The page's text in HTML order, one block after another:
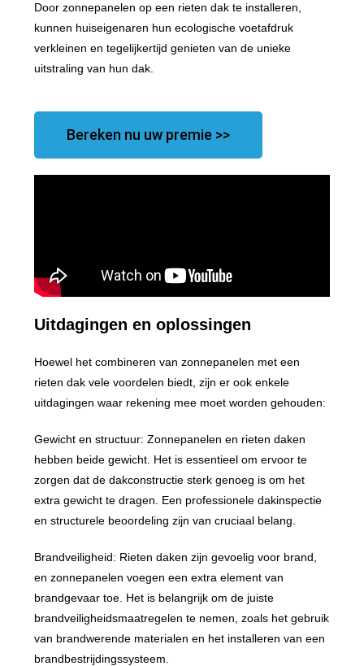
Door zonnepanelen op een rieten dak te installeren,
kunnen huiseigenaren hun ecologische voetafdruk
verkleinen en tegelijkertijd genieten van de unieke
uitstraling van hun dak.
Bereken nu uw premie >>
Uitdagingen en oplossingen
Hoewel het combineren van zonnepanelen met een
rieten dak vele voordelen biedt, zijn er ook enkele
uitdagingen waar rekening mee moet worden gehouden:
Gewicht en structuur: Zonnepanelen en rieten daken
hebben beide gewicht. Het is essentieel om ervoor te
zorgen dat de dakconstructie sterk genoeg is om het
extra gewicht te dragen. Een professionele dakinspectie
en structurele beoordeling zijn van cruciaal belang.
Brandveiligheid: Rieten daken zijn gevoelig voor brand,
en zonnepanelen voegen een extra element van
brandgevaar toe. Het is belangrijk om de juiste
brandveiligheidsmaatregelen te nemen, zoals het gebruik
van brandwerende materialen en het installeren van een
brandbestrijdingssysteem.